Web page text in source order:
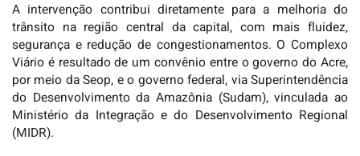
A intervenção contribui diretamente para a melhoria do
trânsito na região central da capital, com mais fluidez,
segurança e redução de congestionamentos. O Complexo
Viário é resultado de um convênio entre o governo do Acre,
por meio da Seop, e o governo federal, via Superintendência
do Desenvolvimento da Amazônia (Sudam), vinculada ao
Ministério da Integração e do Desenvolvimento Regional
(MIDR).